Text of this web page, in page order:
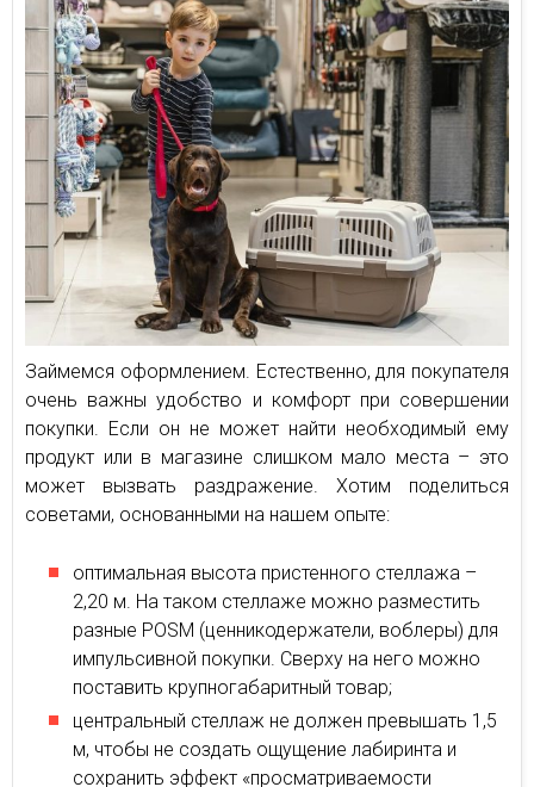
Займемся оформлением. Естественно, для покупателя
очень важны удобство и комфорт при совершении
покупки. Если он не может найти необходимый ему
продукт или в магазине слишком мало места – это
может вызвать раздражение. Хотим поделиться
советами, основанными на нашем опыте:
оптимальная высота пристенного стеллажа –
2,20 м. На таком стеллаже можно разместить
разные POSM (ценникодержатели, воблеры) для
импульсивной покупки. Сверху на него можно
поставить крупногабаритный товар;
центральный стеллаж не должен превышать 1,5
м, чтобы не создать ощущение лабиринта и
сохранить эффект «просматриваемости